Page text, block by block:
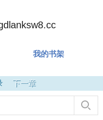
我的书架
下一章